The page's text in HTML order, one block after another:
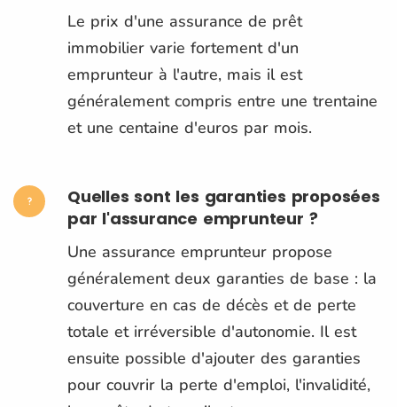
Le prix d'une assurance de prêt
immobilier varie fortement d'un
emprunteur à l'autre, mais il est
généralement compris entre une trentaine
et une centaine d'euros par mois.
Quelles sont les garanties proposées
par l'assurance emprunteur ?
Une assurance emprunteur propose
généralement deux garanties de base : la
couverture en cas de décès et de perte
totale et irréversible d'autonomie. Il est
ensuite possible d'ajouter des garanties
pour couvrir la perte d'emploi, l'invalidité,